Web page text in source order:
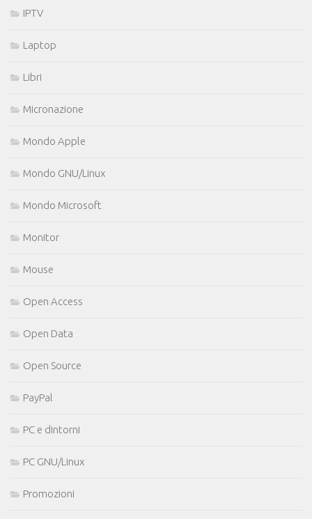
IPTV
Laptop
Libri
Micronazione
Mondo Apple
Mondo GNU/Linux
Mondo Microsoft
Monitor
Mouse
Open Access
Open Data
Open Source
PayPal
PC e dintorni
PC GNU/Linux
Promozioni